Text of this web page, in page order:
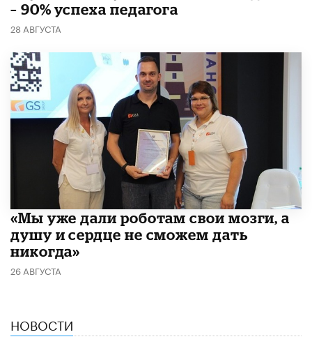
– 90% успеха педагога
28 АВГУСТА
«Мы уже дали роботам свои мозги, а
душу и сердце не сможем дать
никогда»
26 АВГУСТА
НОВОСТИ